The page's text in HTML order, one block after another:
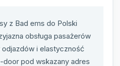
z Bad ems do Polski
obsługa pasażerów
i elastyczność
pod wskazany adres